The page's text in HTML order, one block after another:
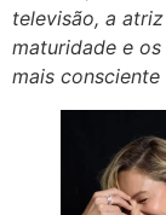
televisão, a
maturidade e
mais